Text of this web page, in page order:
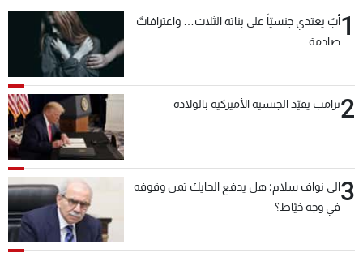
1أبٌ يعتدي جنسيّاً على بناته الثلاث… واعترافاتٌ
صادمة
2ترامب يقيّد الجنسية الأميركية بالولادة
3الى نواف سلام: هل يدفع الحايك ثمن وقوفه
في وجه خيّاط؟
سياسة الخصوصية